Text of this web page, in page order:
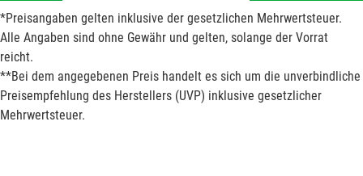
*Preisangaben gelten inklusive der gesetzlichen Mehrwertsteuer.
Alle Angaben sind ohne Gewähr und gelten, solange der Vorrat
reicht.
**Bei dem angegebenen Preis handelt es sich um die unverbindliche
Preisempfehlung des Herstellers (UVP) inklusive gesetzlicher
Mehrwertsteuer.